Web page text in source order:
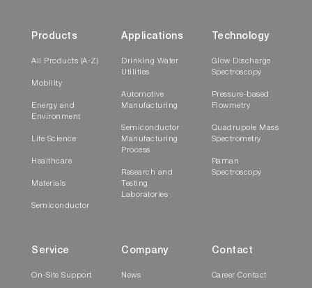
Products
All Products (A-Z)
Mobility
Energy and
Environment
Life Science
Healthcare
Materials
Semiconductor
Applications
Drinking Water
Utilities
Automotive
Manufacturing
Semiconductor
Manufacturing
Process
Research and
Testing
Laboratories
Technology
Glow Discharge
Spectroscopy
Pressure-based
Flowmetry
Quadrupole Mass
Spectrometry
Raman
Spectroscopy
Service
On-Site Support
Company
News
Contact
Career Contact